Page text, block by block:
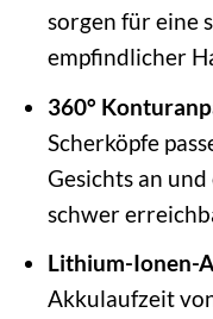
sorgen für eine
empfindlicher
360°
Scherköpfe
Gesichts an und
schwer
Lithium-Ionen-
Akkulaufzeit